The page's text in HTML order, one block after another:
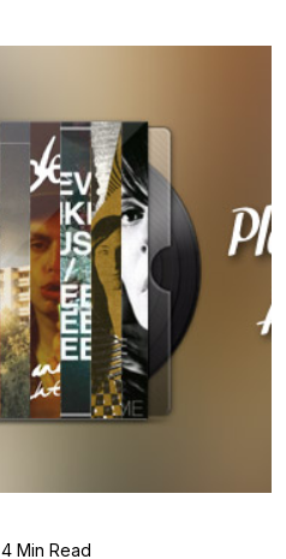
4 Min Read